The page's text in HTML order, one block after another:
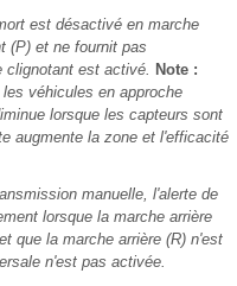
est désactivé en marche
(P) et ne fournit pas
clignotant est activé. Note :
véhicules en approche
lorsque les capteurs sont
augmente la zone et l'efficacité
manuelle, l'alerte de
lorsque la marche arrière
que la marche arrière (R) n'est
n'est pas activée.